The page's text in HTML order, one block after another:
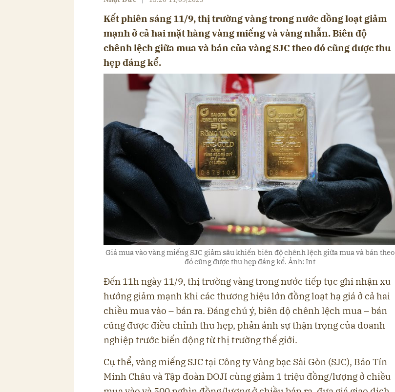
Kết phiên sáng 11/9, thị trường vàng trong nước đồng loạt giảm
mạnh ở cả hai mặt hàng vàng miếng và vàng nhẫn. Biên độ
chênh lệch giữa mua và bán của vàng SJC theo đó cũng được thu
hẹp đáng kể.
Giá mua vào vàng miếng SJC giảm sâu khiến biên độ chênh lệch giữa mua và bán theo
đó cũng được thu hẹp đáng kể. Ảnh: Int
Đến 11h ngày 11/9, thị trường vàng trong nước tiếp tục ghi nhận xu
hướng giảm mạnh khi các thương hiệu lớn đồng loạt hạ giá ở cả hai
chiều mua vào – bán ra. Đáng chú ý, biên độ chênh lệch mua – bán
cũng được điều chỉnh thu hẹp, phản ánh sự thận trọng của doanh
nghiệp trước biến động từ thị trường thế giới.
Cụ thể, vàng miếng SJC tại Công ty Vàng bạc Sài Gòn (SJC), Bảo Tín
Minh Châu và Tập đoàn DOJI cùng giảm 1 triệu đồng/lượng ở chiều